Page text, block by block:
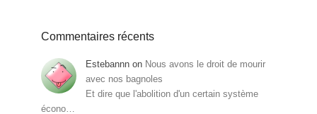
Commentaires récents
Estebannn on Nous avons le droit de mourir
avec nos bagnoles
Et dire que l'abolition d'un certain système
écono…